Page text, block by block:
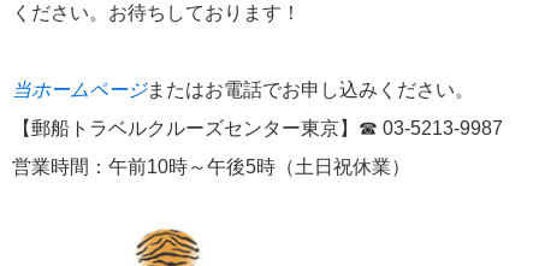
ください。お待ちしております！
当ホームページまたはお電話でお申し込みください。
【郵船トラベルクルーズセンター東京】☎ 03-5213-9987
営業時間：午前10時～午後5時（土日祝休業）
初夏の日本一周
ぱしふぃっく びいなす
ぱしふぃっくびいなすチャーター